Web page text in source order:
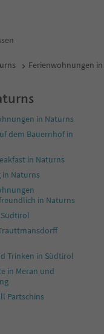
Ferienwohnungen
in Naturns
dem Bauernhof in
in Naturns
in Naturns
in Naturns
Trinken in Südtirol
in Meran und
Partschins